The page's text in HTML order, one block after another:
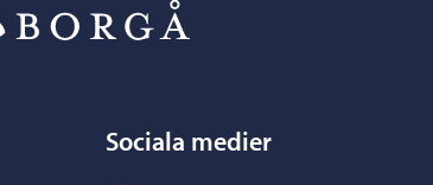
Sociala medier